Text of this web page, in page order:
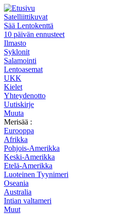
Satelliittikuvat
Sää Lentokenttä
10 päivän ennusteet
Ilmasto
Syklonit
Salamointi
Lentoasemat
UKK
Kielet
Yhteydenotto
Uutiskirje
Muuta
Merisää :
Eurooppa
Afrikka
Pohjois-Amerikka
Keski-Amerikka
Etelä-Amerikka
Luoteinen Tyynimeri
Oseania
Australia
Intian valtameri
Muut